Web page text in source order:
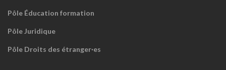
Pôle Éducation formation
Pôle Juridique
Pôle Droits des étranger·es